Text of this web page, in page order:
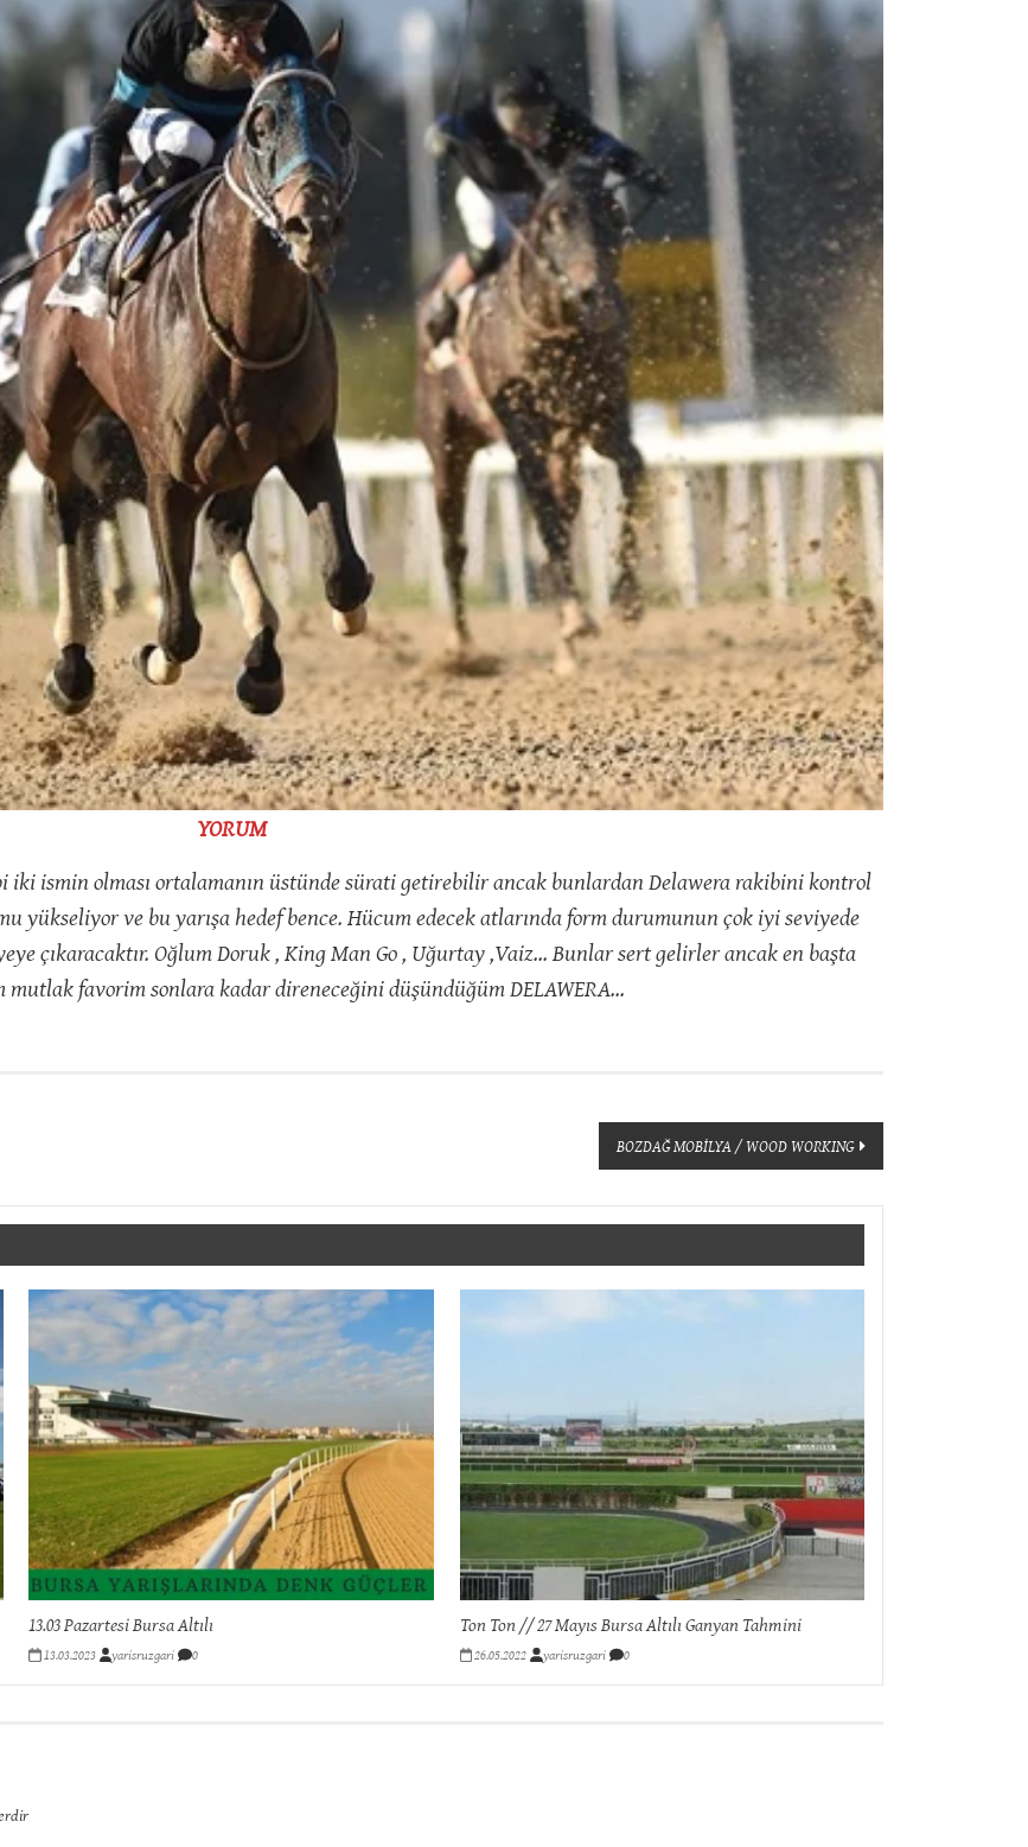
YORUM
iki ismin olması ortalamanın üstünde sürati getirebilir ancak bunlardan Delawera rakibini kontrol
yükseliyor ve bu yarışa hedef bence. Hücum edecek atlarında form durumunun çok iyi seviyede
çıkaracaktır. Oğlum Doruk , King Man Go , Uğurtay ,Vaiz… Bunlar sert gelirler ancak en başta
favorim sonlara kadar direneceğini düşündüğüm DELAWERA…
BOZDAĞ MOBİLYA / WOOD WORKING
13.03 Pazartesi Bursa Altılı
13.03.2023 yarisruzgari 0
Ton Ton // 27 Mayıs Bursa Altılı Ganyan Tahmini
26.05.2022 yarisruzgari 0